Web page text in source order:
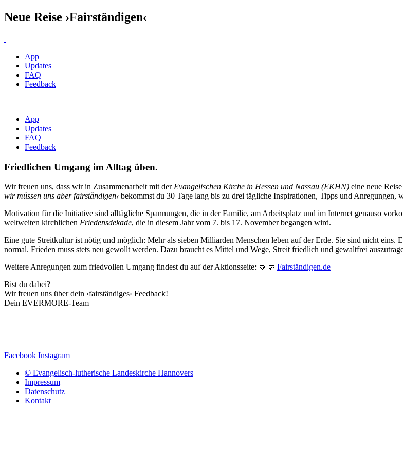
Neue Reise ›Fairständigen‹
App
Updates
FAQ
Feedback
App
Updates
FAQ
Feedback
Friedlichen Umgang im Alltag üben.
Wir freuen uns, dass wir in Zusammenarbeit mit der Evangelischen Kirche in Hessen und Nassau (EKHN) eine neue
wir müssen uns aber fairständigen‹ bekommst du 30 Tage lang bis zu drei tägliche Inspirationen, Tipps und Anregungen,
Motivation für die Initiative sind alltägliche Spannungen, die in der Familie, am Arbeitsplatz und im Internet genauso
weltweiten kirchlichen Friedensdekade, die in diesem Jahr vom 7. bis 17. November begangen wird.
Eine gute Streitkultur ist nötig und möglich: Mehr als sieben Milliarden Menschen leben auf der Erde. Sie sind nicht eins.
normal. Frieden muss stets neu gewollt werden. Dazu braucht es Mittel und Wege, Streit friedlich und gewaltfrei
Weitere Anregungen zum friedvollen Umgang findest du auf der Aktionsseite: 🤜🤛 Fairständigen.de
Bist du dabei?
Wir freuen uns über dein ›fairständiges‹ Feedback!
Dein EVERMORE-Team
Facebook Instagram
© Evangelisch-lutherische Landeskirche Hannovers
Impressum
Datenschutz
Kontakt